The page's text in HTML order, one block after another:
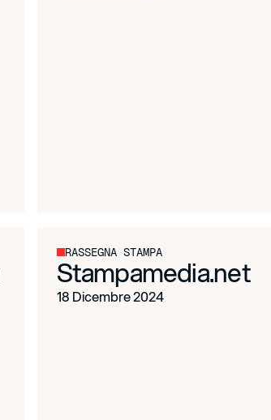
RASSEGNA STAMPA
Stampamedia.net
18 Dicembre 2024